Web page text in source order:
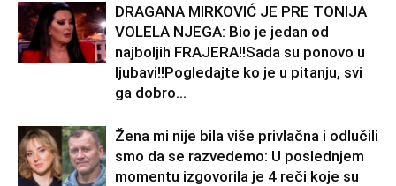
DRAGANA MIRKOVIĆ JE PRE TONIJA
VOLELA NJEGA: Bio je jedan od
najboljih FRAJERA!!Sada su ponovo u
ljubavi!!Pogledajte ko je u pitanju, svi
ga dobro...
Žena mi nije bila više privlačna i odlučili
smo da se razvedemo: U poslednjem
momentu izgovorila je 4 reči koje su